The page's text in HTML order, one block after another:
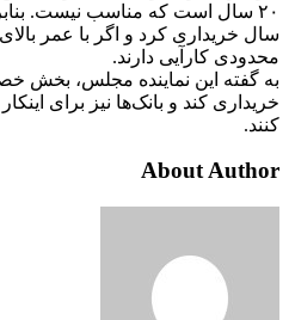
محدودی کارآیی دارند.
به گفته این نماینده مجلس، بخش
خریداری کند و بانک‌ها نیز برای
کنند.
About Author